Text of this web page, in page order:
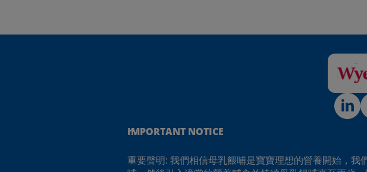
IMPORTANT NOTICE
重要聲明: 我們相信母乳餵哺是寶寶理想的營養開始，